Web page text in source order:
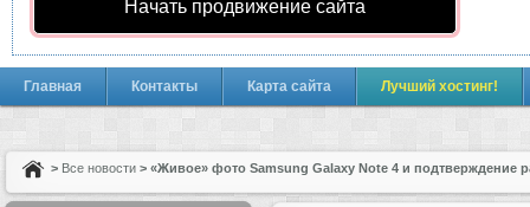
Начать продвижение сайта
Главная Контакты Карта сайта Лучший хостинг!
> Все новости > «Живое» фото Samsung Galaxy Note 4 и подтверждение